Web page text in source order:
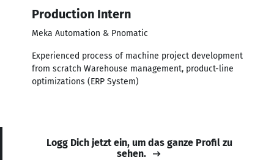
Production Intern
Meka Automation & Pnomatic
Experienced process of machine project development
from scratch Warehouse management, product-line
optimizations (ERP System)
Logg Dich jetzt ein, um das ganze Profil zu
sehen.